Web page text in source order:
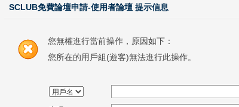
SCLUB免費論壇申請-使用者論壇 提示信息
您無權進行當前操作，原因如下：
您所在的用戶組(遊客)無法進行此操作。